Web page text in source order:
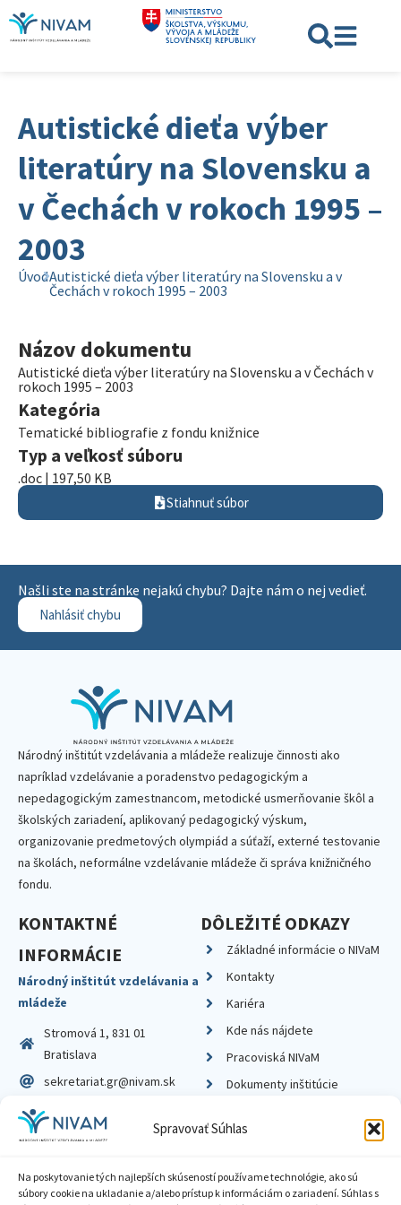
Spravovať Súhlas
Na poskytovanie tých najlepších skúseností používame technológie, ako sú
súbory cookie na ukladanie a/alebo prístup k informáciám o zariadení. Súhlas s
Autistické dieťa výber
literatúry na Slovensku a
v Čechách v rokoch 1995 –
2003
ÚvodAutistické dieťa výber literatúry na Slovensku a v
Čechách v rokoch 1995 – 2003
Názov dokumentu
Autistické dieťa výber literatúry na Slovensku a v Čechách v
rokoch 1995 – 2003
Kategória
Tematické bibliografie z fondu knižnice
Typ a veľkosť súboru
.doc | 197,50 KB
Stiahnuť súbor
Našli ste na stránke nejakú chybu? Dajte nám o nej vedieť.
Nahlásiť chybu
Národný inštitút vzdelávania a mládeže realizuje činnosti ako
napríklad vzdelávanie a poradenstvo pedagogickým a
nepedagogickým zamestnancom, metodické usmerňovanie škôl a
školských zariadení, aplikovaný pedagogický výskum,
organizovanie predmetových olympiád a súťaží, externé testovanie
na školách, neformálne vzdelávanie mládeže či správa knižničného
fondu.
KONTAKTNÉ
INFORMÁCIE
Národný inštitút vzdelávania a
mládeže
Stromová 1, 831 01
Bratislava
sekretariat.gr@nivam.sk
IČO: 00164348
DIČ: 2020798714
DÔLEŽITÉ ODKAZY
Základné informácie o NIVaM
Kontakty
Kariéra
Kde nás nájdete
Pracoviská NIVaM
Dokumenty inštitúcie